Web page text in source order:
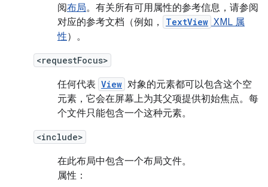
阅布局。有关所有可用属性的参考信息，请参阅
对应的参考文档（例如，
TextView XML 属
性）。
<requestFocus>
任何代表 View 对象的元素都可以包含这个空
元素，它会在屏幕上为其父项提供初始焦点。每
个文件只能包含一个这种元素。
<include>
在此布局中包含一个布局文件。
属性：